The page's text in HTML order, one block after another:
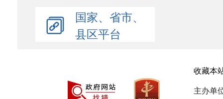
国家、省市、
县区平台
收藏本
主办单